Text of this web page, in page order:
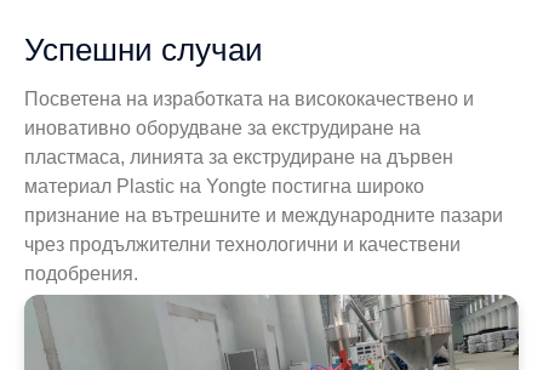
Успешни случаи
Посветена на изработката на висококачествено и
иновативно оборудване за екструдиране на
пластмаса, линията за екструдиране на дървен
материал Plastic на Yongte постигна широко
признание на вътрешните и международните пазари
чрез продължителни технологични и качествени
подобрения.